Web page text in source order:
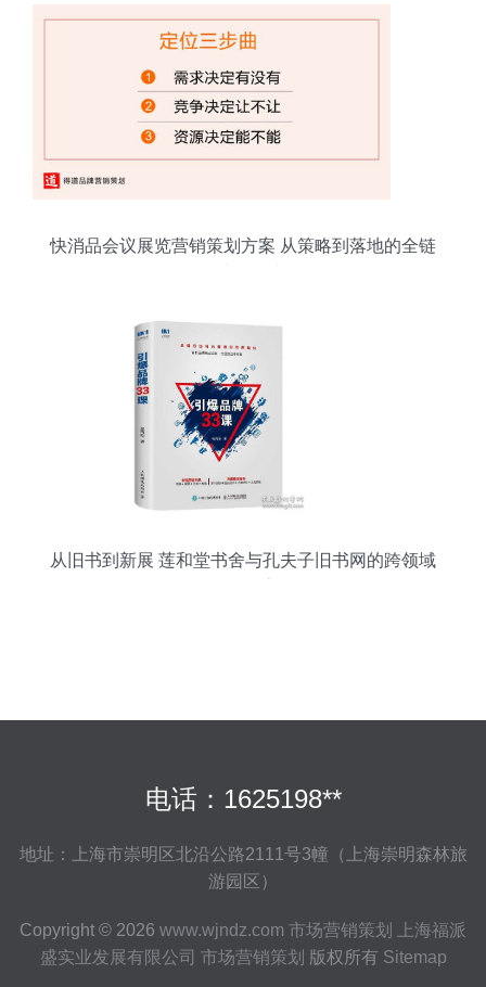
快消品会议展览营销策划方案 从策略到落地的全链
从旧书到新展 莲和堂书舍与孔夫子旧书网的跨领域
电话：1625198**
地址：上海市崇明区北沿公路2111号3幢（上海崇明森林旅
游园区）
Copyright © 2026 www.wjndz.com 市场营销策划
上海福派
盛实业发展有限公司 市场营销策划 版权所有 Sitemap